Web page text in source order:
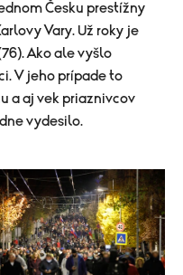
Česku prestížny
Vary. Už roky je
Ako ale vyšlo
V jeho prípade to
a aj vek priaznivcov
vydesilo.